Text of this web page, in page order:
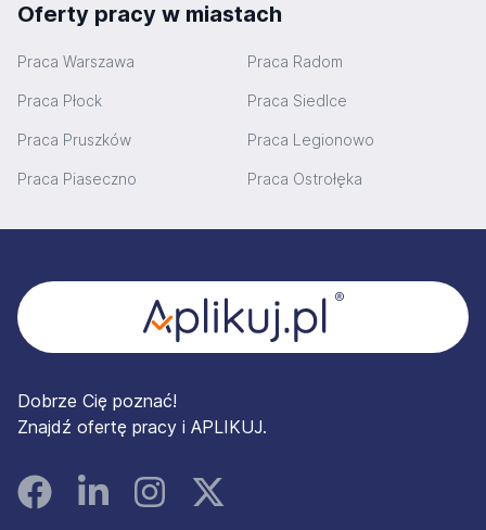
Oferty pracy w miastach
Praca Warszawa Praca Radom
Praca Płock Praca Siedlce
Praca Pruszków Praca Legionowo
Praca Piaseczno Praca Ostrołęka
Dobrze Cię poznać!
Znajdź ofertę pracy i APLIKUJ.
FacebookLinked InInstagramInstagram